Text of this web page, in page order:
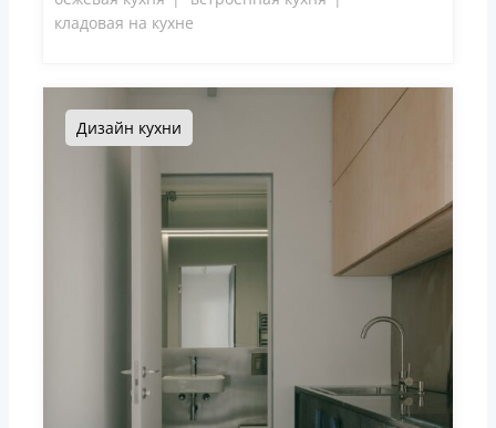
кладовая на кухне
Дизайн кухни